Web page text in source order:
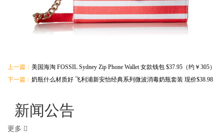
上一篇： 美国海淘 FOSSIL Sydney Zip Phone Wallet 女款钱包 $37.95（约￥305）
下一篇： 奶瓶什么材质好 飞利浦新安怡经典系列微波消毒奶瓶套装 现价$38.98
新闻公告
更多